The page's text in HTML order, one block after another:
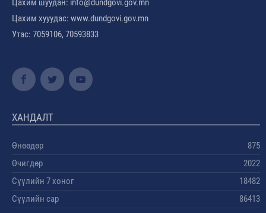
Цахим шуудан: info@dundgovi.gov.mn
Цахим хууудас: www.dundgovi.gov.mn
Утас: 7059106, 70593833
ХАНДАЛТ
Өнөөдөр
875
Өчигдөр
2022
Сүүлийн 7 хоног
18482
Сүүлийн сар
86413